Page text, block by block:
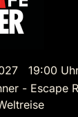
19:00
- Escape